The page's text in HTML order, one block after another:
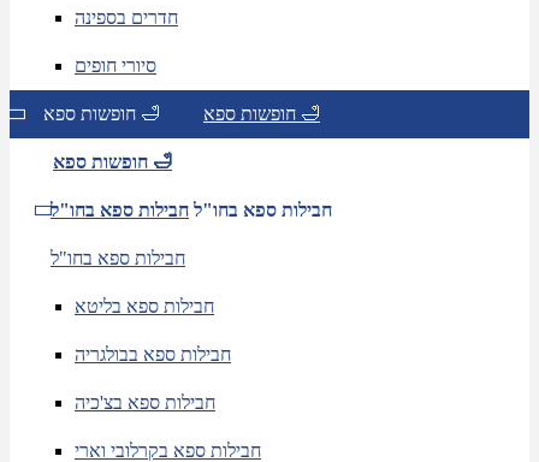
חדרים בספינה
סיורי חופים
חופשות ספא 🛁 חופשות ספא 🛁
חופשות ספא 🛁
חבילות ספא בחו"ל חבילות ספא בחו"ל
חבילות ספא בחו"ל
חבילות ספא בליטא
חבילות ספא בבולגריה
חבילות ספא בצ'כיה
חבילות ספא בקרלובי וארי